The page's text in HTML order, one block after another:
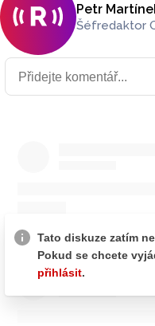
Petr
Šéfredaktor